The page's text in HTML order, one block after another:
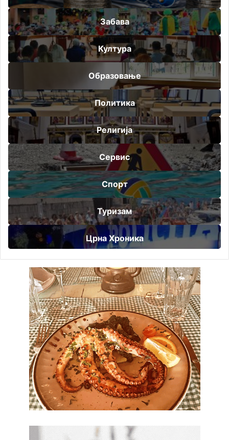
Забава
Култура
Образовање
Политика
Религија
Сервис
Спорт
Туризам
Црна Хроника